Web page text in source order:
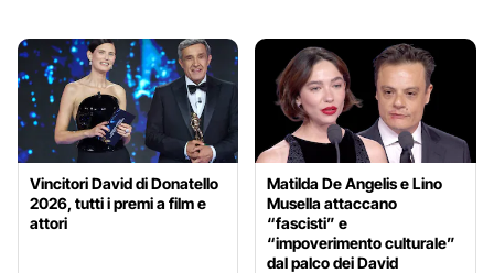
Vincitori David di Donatello
2026, tutti i premi a film e
attori
Matilda De Angelis e Lino
Musella attaccano
“fascisti” e
“impoverimento culturale”
dal palco dei David